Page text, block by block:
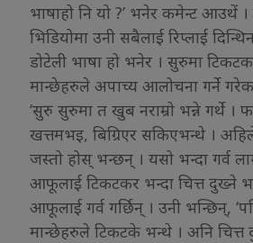
भाषाहो नि यो ?’ भनेर कमेन्ट आउथें
भिडियोमा उनी सबैलाई रिप्लाई
डोटेली भाषा हो भनेर । सुरुमा
मान्छेहरुले अपाच्य आलोचना गर्ने
‘सुरु सुरुमा त खुब नराम्रो भन्ने गर्थे ।
खत्तमभइ, बिग्रिएर सकिएभन्थे ।
जस्तो होस् भन्छन् । यसो भन्दा गर्व
आफूलाई टिकटकर भन्दा चित्त दुख्ने
आफूलाई गर्व गर्छिन् । उनी भन्छिन्,
मान्छेहरुले टिकटके भन्थे । अनि चित्त